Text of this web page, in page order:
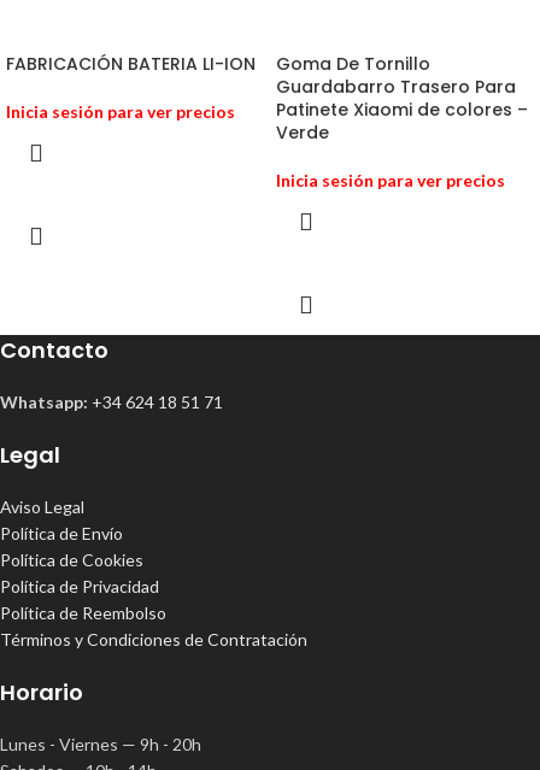
FABRICACIÓN BATERIA LI-ION
Inicia sesión para ver precios
Goma De Tornillo
Guardabarro Trasero Para
Patinete Xiaomi de colores –
Verde
Inicia sesión para ver precios
Contacto
Whatsapp: +34 624 18 51 71
Legal
Aviso Legal
Política de Envío
Política de Cookies
Política de Privacidad
Política de Reembolso
Términos y Condiciones de Contratación
Horario
Lunes - Viernes — 9h - 20h